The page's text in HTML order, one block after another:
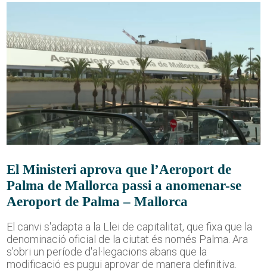
El Ministeri aprova que l’Aeroport de
Palma de Mallorca passi a anomenar-se
Aeroport de Palma – Mallorca
El canvi s'adapta a la Llei de capitalitat, que fixa que la
denominació oficial de la ciutat és només Palma. Ara
s'obri un període d'al·legacions abans que la
modificació es pugui aprovar de manera definitiva.